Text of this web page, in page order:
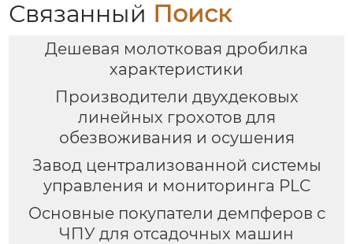
Связанный Поиск
Дешевая молотковая дробилка
характеристики
Производители двухдековых
линейных грохотов для
обезвоживания и осушения
Завод централизованной системы
управления и мониторинга PLC
Основные покупатели демпферов с
ЧПУ для отсадочных машин